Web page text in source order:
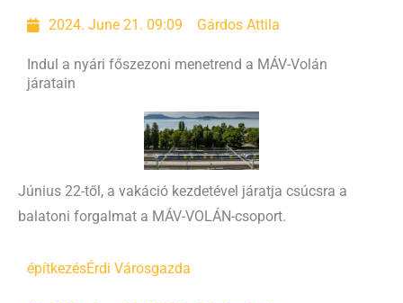
2024. June 21. 09:09 Gárdos Attila
Indul a nyári főszezoni menetrend a MÁV-Volán
járatain
Június 22-től, a vakáció kezdetével járatja csúcsra a
balatoni forgalmat a MÁV-VOLÁN-csoport.
építkezésÉrdi Városgazda